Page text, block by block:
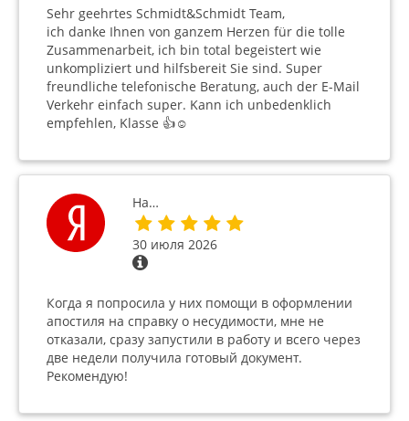
Sehr geehrtes Schmidt&Schmidt Team,
ich danke Ihnen von ganzem Herzen für die tolle
Zusammenarbeit, ich bin total begeistert wie
unkompliziert und hilfsbereit Sie sind. Super
freundliche telefonische Beratung, auch der E-Mail
Verkehr einfach super. Kann ich unbedenklich
empfehlen, Klasse 👍☺️
На…
30 июля 2026
Когда я попросила у них помощи в оформлении
апостиля на справку о несудимости, мне не
отказали, сразу запустили в работу и всего через
две недели получила готовый документ.
Рекомендую!